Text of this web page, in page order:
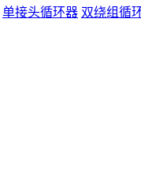
单接头循环器 双绕组循